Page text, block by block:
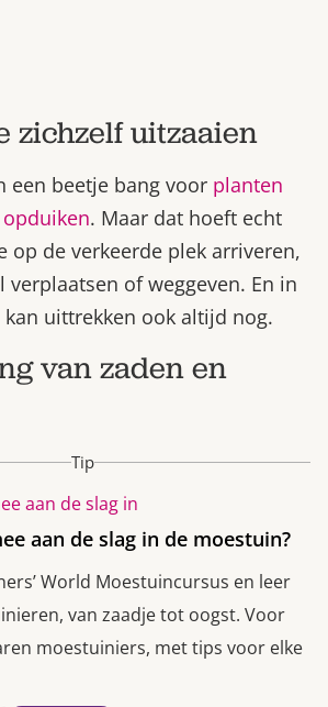
zichzelf uitzaaien
een beetje bang voor planten
. Maar dat hoeft echt
op de verkeerde plek arriveren,
verplaatsen of weggeven. En in
kan uittrekken ook altijd nog.
van zaden en
Tip
aan de slag in de moestuin?
World Moestuincursus en leer
van zaadje tot oogst. Voor
moestuiniers, met tips voor elke